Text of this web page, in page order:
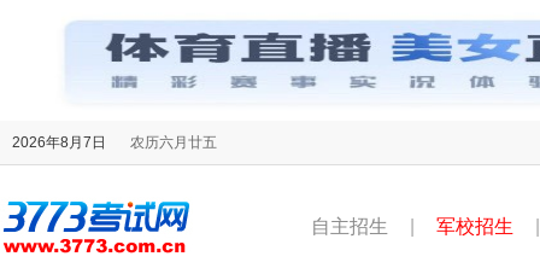
2026年8月7日 农历六月廿五
自主招生 军校招生